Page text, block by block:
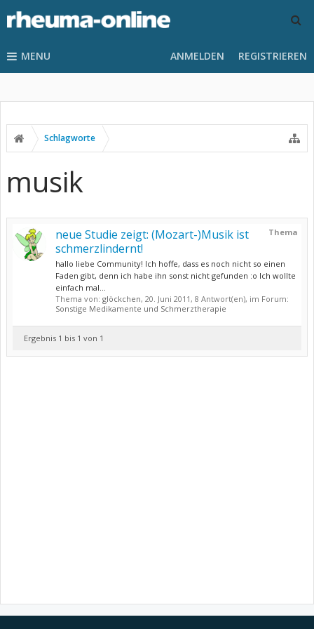
MENU ANMELDEN REGISTRIEREN
Schlagworte
musik
Thema
neue Studie zeigt: (Mozart-)Musik ist
schmerzlindernt!
hallo liebe Community! Ich hoffe, dass es noch nicht so einen
Faden gibt, denn ich habe ihn sonst nicht gefunden :o Ich wollte
einfach mal...
Thema von: glöckchen, 20. Juni 2011, 8 Antwort(en), im Forum:
Sonstige Medikamente und Schmerztherapie
Ergebnis 1 bis 1 von 1